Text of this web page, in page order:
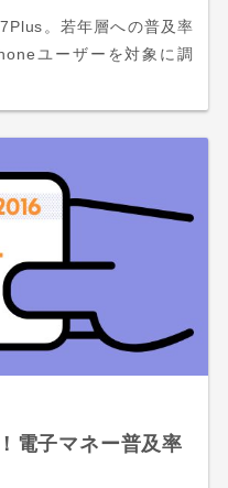
。若年層への普及率
ユーザーを対象に調
電子マネー普及率